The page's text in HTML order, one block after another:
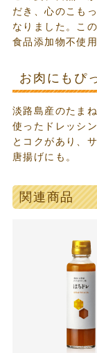
だき、心のこも
なりました。こ
食品添加物不使
お肉にもぴ
淡路島産のたま
使ったドレッシ
とコクがあり、
唐揚げにも。
関連商品